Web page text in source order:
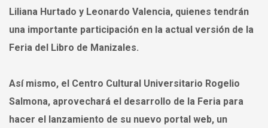
Liliana Hurtado y Leonardo Valencia, quienes tendrán
una importante participación en la actual versión de la
Feria del Libro de Manizales.
Así mismo, el Centro Cultural Universitario Rogelio
Salmona, aprovechará el desarrollo de la Feria para
hacer el lanzamiento de su nuevo portal web, un